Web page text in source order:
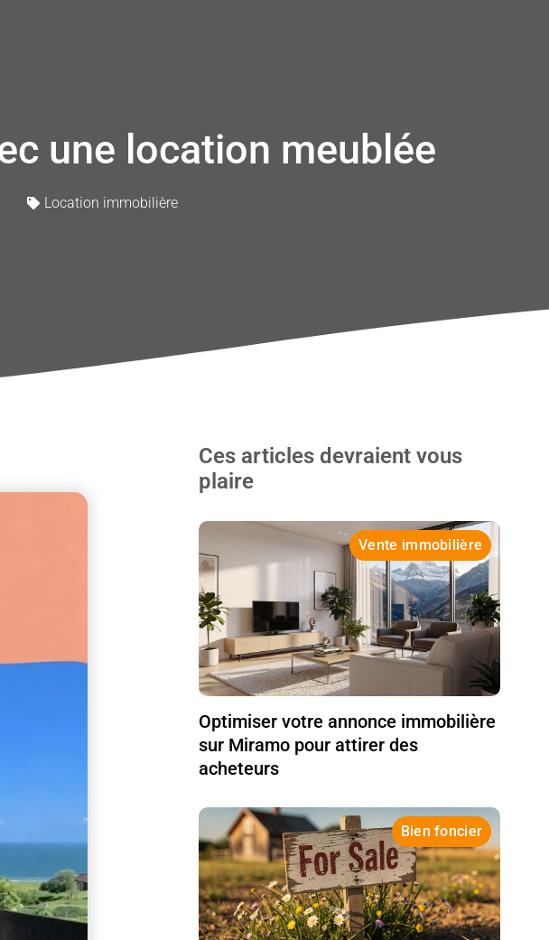
une location meublée
Location immobilière
Ces articles devraient vous
plaire
Vente immobilière
Optimiser votre annonce immobilière
sur Miramo pour attirer des
acheteurs
Bien foncier